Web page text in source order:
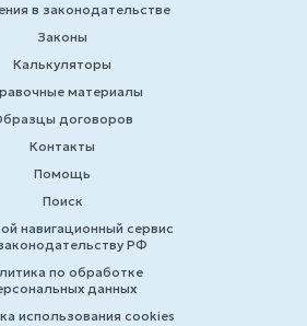
в законодательстве
Законы
Калькуляторы
материалы
договоров
Контакты
Помощь
Поиск
навигационный сервис
РФ
по обработке
данных
использования cookies